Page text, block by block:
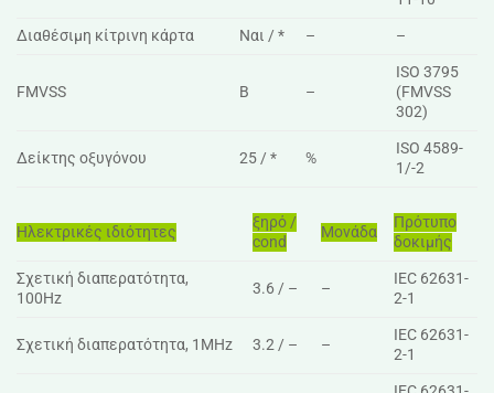
Διαθέσιμη κίτρινη κάρτα
Ναι / * – –
FMVSS B –
ISO 3795
(FMVSS
302)
Δείκτης οξυγόνου 25 / * %
ISO 4589-
1/-2
Ηλεκτρικές ιδιότητες
ξηρό /
cond
Μονάδα
Πρότυπο
δοκιμής
Σχετική διαπερατότητα,
100Hz
3.6 / – –
IEC 62631-
2-1
Σχετική διαπερατότητα, 1MHz 3.2 / – –
IEC 62631-
2-1